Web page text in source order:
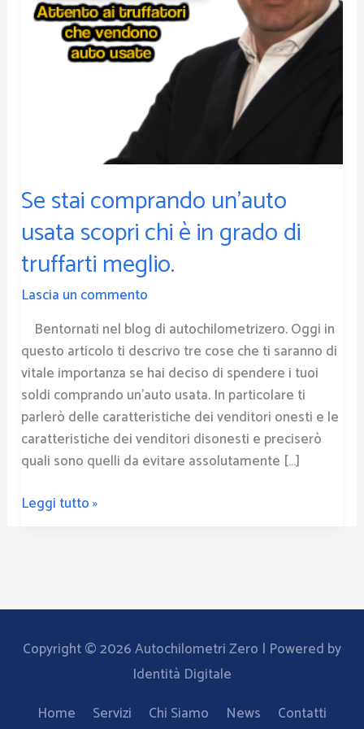
Se stai comprando un’auto
usata scopri chi è in grado di
truffarti meglio.
Lascia un commento
Bentornati nel blog di autochilometrizero. Oggi in
questo articolo ti descrivo tre cose che ti saranno di
vitale importanza se hai deciso di spendere i tuoi
soldi comprando un’auto usata. In particolare ti
parlerò delle caratteristiche dei venditori onesti e le
caratteristiche dei venditori disonesti e preciserò
quali sono quelli da evitare assolutamente […]
Leggi tutto »
Copyright © 2026Autochilometri Zero | Powered by
Identità Digitale
Home
Servizi Chi Siamo News
Contatti